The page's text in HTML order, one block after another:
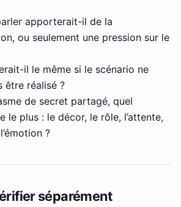
apporterait-il de la
ou seulement une pression sur le
il le même si le scénario ne
être réalisé ?
de secret partagé, quel
le plus : le décor, le rôle, l’attente,
?
séparément